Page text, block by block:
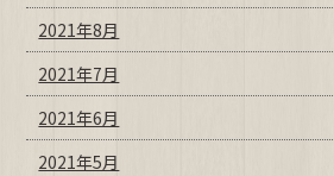
2021年8月
2021年7月
2021年6月
2021年5月